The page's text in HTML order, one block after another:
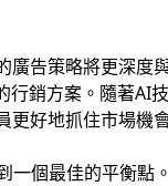
廣告策略將更深度
行銷方案。隨著AI
好地抓住市場機
一個最佳的平衡